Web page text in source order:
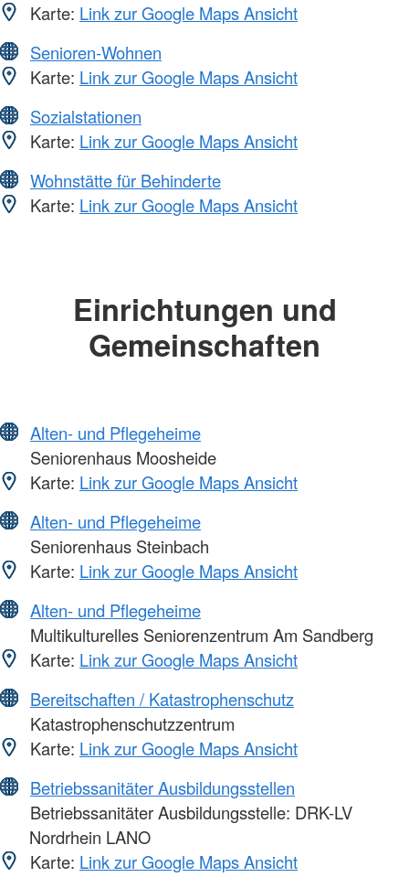
Karte: Link zur Google Maps Ansicht
Senioren-Wohnen
Karte: Link zur Google Maps Ansicht
Sozialstationen
Karte: Link zur Google Maps Ansicht
Wohnstätte für Behinderte
Karte: Link zur Google Maps Ansicht
Einrichtungen und
Gemeinschaften
Alten- und Pflegeheime
Seniorenhaus Moosheide
Karte: Link zur Google Maps Ansicht
Alten- und Pflegeheime
Seniorenhaus Steinbach
Karte: Link zur Google Maps Ansicht
Alten- und Pflegeheime
Multikulturelles Seniorenzentrum Am Sandberg
Karte: Link zur Google Maps Ansicht
Bereitschaften / Katastrophenschutz
Katastrophenschutzzentrum
Karte: Link zur Google Maps Ansicht
Betriebssanitäter Ausbildungsstellen
Betriebssanitäter Ausbildungsstelle: DRK-LV
Nordrhein LANO
Karte: Link zur Google Maps Ansicht